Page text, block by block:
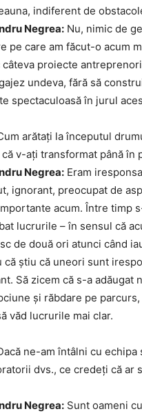
indiferent de
Negrea: Nu, nimic de
pe care am făcut-o acum
proiecte
undeva, fără să
spectaculoasă în jurul
arătați la începutul
v-ați transformat până în
Negrea: Eram
ignorant, preocupat de
acum. Între timp
lucrurile – în sensul că
de două ori atunci când
că știu că uneori sunt
Să zicem că s-a adăugat
și răbdare pe parcurs,
văd lucrurile mai clar.
ne-am întâlni cu echipa
dvs., ce credeți că ar
Negrea: Sunt oameni